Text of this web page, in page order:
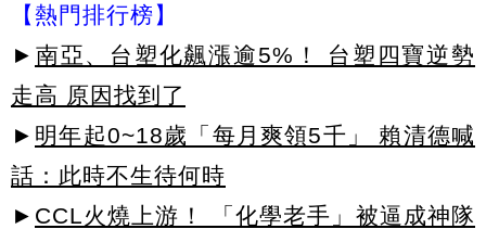
【熱門排行榜】
► 南亞、台塑化飆漲逾5%！ 台塑四寶逆勢
走高 原因找到了
► 明年起0~18歲「每月爽領5千」 賴清德喊
話：此時不生待何時
► CCL火燒上游！ 「化學老手」被逼成神隊